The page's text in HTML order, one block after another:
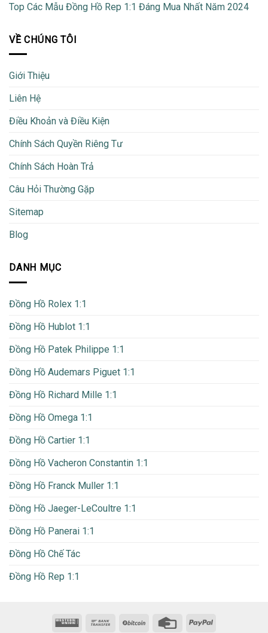
Top Các Mẫu Đồng Hồ Rep 1:1 Đáng Mua Nhất Năm 2024
VỀ CHÚNG TÔI
Giới Thiệu
Liên Hệ
Điều Khoản và Điều Kiện
Chính Sách Quyền Riêng Tư
Chính Sách Hoàn Trả
Câu Hỏi Thường Gặp
Sitemap
Blog
DANH MỤC
Đồng Hồ Rolex 1:1
Đồng Hồ Hublot 1:1
Đồng Hồ Patek Philippe 1:1
Đồng Hồ Audemars Piguet 1:1
Đồng Hồ Richard Mille 1:1
Đồng Hồ Omega 1:1
Đồng Hồ Cartier 1:1
Đồng Hồ Vacheron Constantin 1:1
Đồng Hồ Franck Muller 1:1
Đồng Hồ Jaeger-LeCoultre 1:1
Đồng Hồ Panerai 1:1
Đồng Hồ Chế Tác
Đồng Hồ Rep 1:1